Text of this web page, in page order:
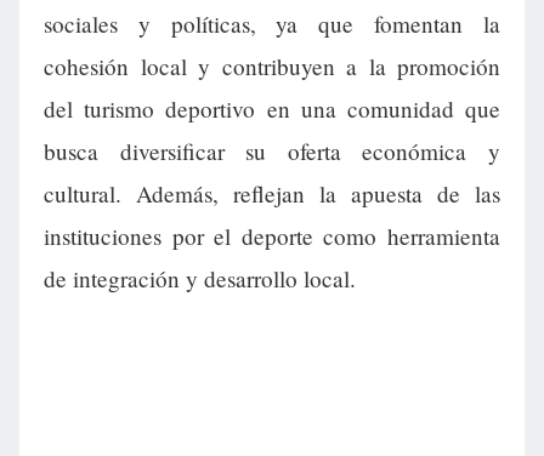
sociales y políticas, ya que fomentan la
cohesión local y contribuyen a la promoción
del turismo deportivo en una comunidad que
busca diversificar su oferta económica y
cultural. Además, reflejan la apuesta de las
instituciones por el deporte como herramienta
de integración y desarrollo local.